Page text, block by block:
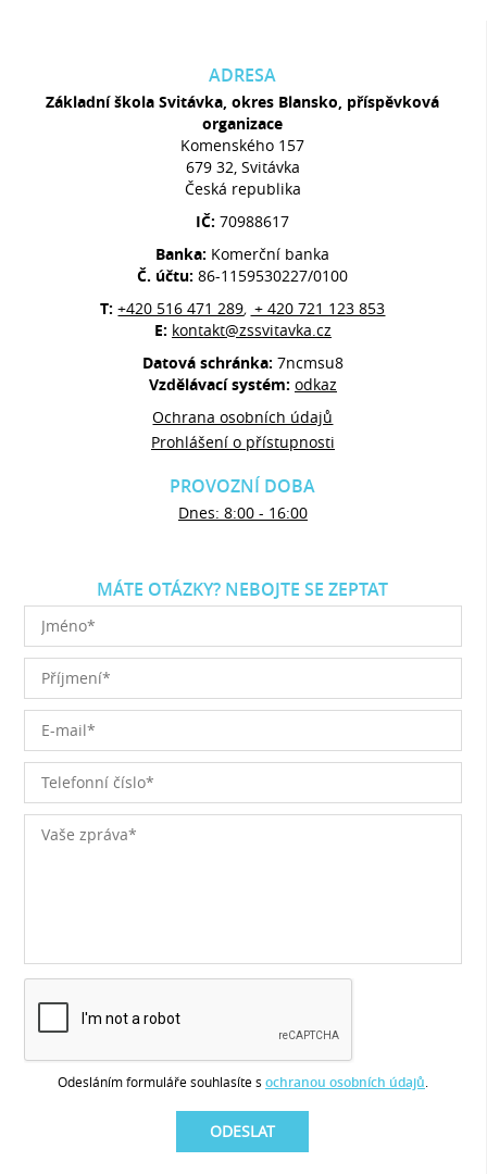
ADRESA
Základní škola Svitávka, okres Blansko, příspěvková
organizace
Komenského 157
679 32, Svitávka
Česká republika
IČ:70988617
Banka: Komerční banka
Č. účtu:86-1159530227/0100
T:+420 516 471 289, + 420 721 123 853
E: kontakt@zssvitavka.cz
Datová schránka: 7ncmsu8
Vzdělávací systém: odkaz
Ochrana osobních údajů
Prohlášení o přístupnosti
PROVOZNÍ DOBA
Dnes: 8:00 - 16:00
MÁTE OTÁZKY? NEBOJTE SE ZEPTAT
Odesláním formuláře souhlasíte s ochranou osobních údajů